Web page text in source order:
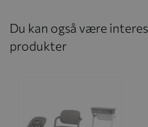
Du kan også være
produkter